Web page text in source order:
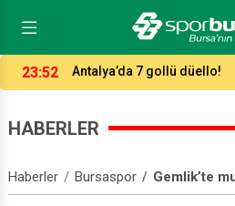
23:52 Antalya’da 7 gollü düello!
HABERLER
Haberler Bursaspor Gemlik’te